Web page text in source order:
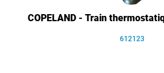
COPELAND - Train
612123